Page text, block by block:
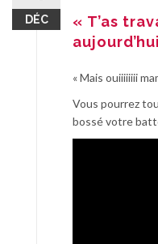
DÉC
« T’as
« Mais ouiiiiiiii
Vous pourrez
bossé votre